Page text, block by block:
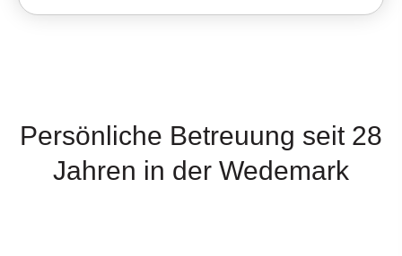
Persönliche Betreuung seit 28
Jahren in der Wedemark